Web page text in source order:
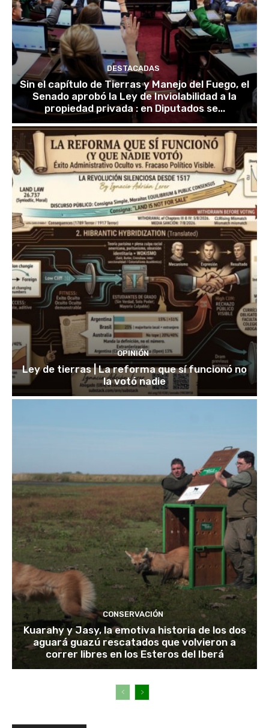
DESTACADAS
Sin el capítulo de Tierras y Manejo del Fuego, el
Senado aprobó la Ley de Inviolabilidad a la
propiedad privada : en Diputados se...
OPINIÓN
Ley de tierras | La reforma que sí funcionó no
la votó nadie
CONSERVACIÓN
Kuarahy y Jasy, la emotiva historia de los dos
aguará guazú rescatados que volvieron a
correr libres en los Esteros del Iberá